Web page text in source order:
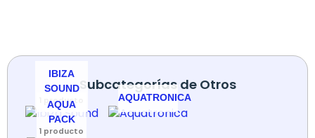
Subcategorías de Otros
IBIZA
SOUND
1 producto AQUATRONICA
AQUA
PACK
1 producto